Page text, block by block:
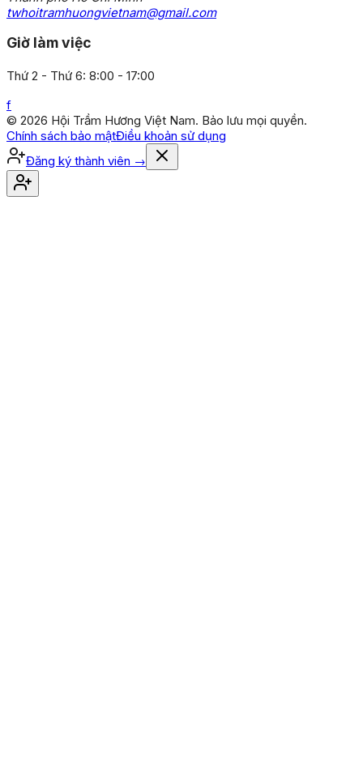
twhoitramhuongvietnam@gmail.com
Giờ làm việc
Thứ 2 - Thứ 6: 8:00 - 17:00
f
© 2026 Hội Trầm Hương Việt Nam. Bảo lưu mọi quyền.
Chính sách bảo mậtĐiều khoản sử dụng
Đăng ký thành viên →